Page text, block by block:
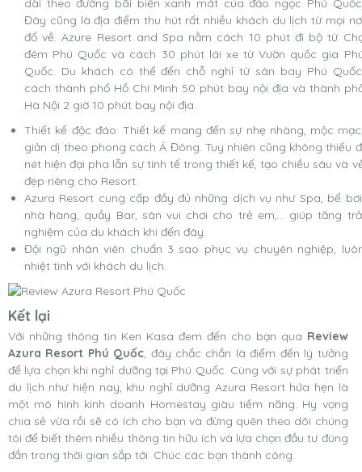
Đây cũng là địa điểm thu hút rất nhiều khách du lịch từ mọi
đổ về. Azure Resort and Spa nằm cách 10 phút đi bộ từ
đêm Phú Quốc và cách 30 phút lái xe từ Vườn quốc gia
Quốc. Du khách có thể đến chỗ nghỉ từ sân bay Phú
cách thành phố Hồ Chí Minh 50 phút bay nội địa và thành
Hà Nội 2 giờ 10 phút bay nội địa.
Thiết kế độc đáo: Thiết kế mang đến sự nhẹ nhàng, mộc
giản dị theo phong cách Á Đông. Tuy nhiên cũng không thiếu
nét hiện đại pha lẫn sự tính tế trong thiết kế, tạo chiều sâu và
đẹp riêng cho Resort.
Azura Resort cung cấp đầy đủ những dịch vụ như Spa, bể
nhà hàng, quầy Bar, sân vui chơi cho trẻ em,... giúp tăng
nghiệm của du khách khi đến đây.
Đội ngũ nhân viên chuẩn 3 sao phục vụ chuyên nghiệp,
nhiệt tình với khách du lịch.
Kết lại
Với những thông tin Ken Kasa đem đến cho bạn qua Review
Azura Resort Phú Quốc , đây chắc chắn là điểm đến lý tưởng
để lựa chọn khi nghỉ dưỡng tại Phú Quốc. Cùng với sự phát triển
du lịch như hiện nay, khu nghỉ dưỡng Azura Resort hứa hẹn là
một mô hình kinh doanh Homestay giàu tiềm năng. Hy vọng
chia sẻ vừa rồi sẽ có ích cho bạn và đừng quên theo dõi chúng
tôi để biết thêm nhiều thông tin hữu ích và lựa chọn đầu tư đúng
đắn trong thời gian sắp tới. Chúc các bạn thành công.